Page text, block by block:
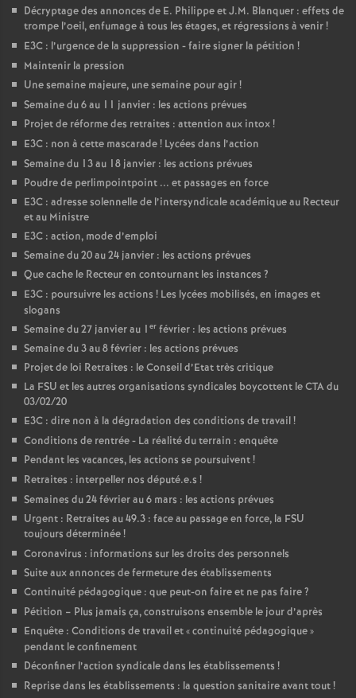
Décryptage des annonces de E. Philippe et J.M. Blanquer : effets de
trompe l’oeil, enfumage à tous les étages, et régressions à venir!
E3C : l’urgence de la suppression - faire signer la pétition !
Maintenir la pression
Une semaine majeure, une semaine pour agir!
Semaine du 6 au 11 janvier : les actions prévues
Projet de réforme des retraites : attention aux intox!
E3C : non à cette mascarade! Lycées dans l’action
Semaine du 13 au 18 janvier : les actions prévues
Poudre de perlimpointpoint ... et passages en force
E3C : adresse solennelle de l’intersyndicale académique au Recteur
et au Ministre
E3C : action, mode d’emploi
Semaine du 20 au 24 janvier : les actions prévues
Que cache le Recteur en contournant les instances ?
E3C : poursuivre les actions ! Les lycées mobilisés, en images et
slogans
Semaine du 27 janvier au 1 er février : les actions prévues
Semaine du 3 au 8 février : les actions prévues
Projet de loi Retraites : le Conseil d’Etat très critique
La FSU et les autres organisations syndicales boycottent le CTA du
03/02/20
E3C : dire non à la dégradation des conditions de travail!
Conditions de rentrée - La réalité du terrain : enquête
Pendant les vacances, les actions se poursuivent!
Retraites : interpeller nos député.e.s !
Semaines du 24 février au 6 mars : les actions prévues
Urgent : Retraites au 49.3 : face au passage en force, la FSU
toujours déterminée!
Coronavirus : informations sur les droits des personnels
Suite aux annonces de fermeture des établissements
Continuité pédagogique : que peut-on faire et ne pas faire?
Pétition – Plus jamais ça, construisons ensemble le jour d’après
Enquête : Conditions de travail et «continuité pédagogique»
pendant le confinement
Déconfiner l’action syndicale dans les établissements !
Reprise dans les établissements : la question sanitaire avant tout!